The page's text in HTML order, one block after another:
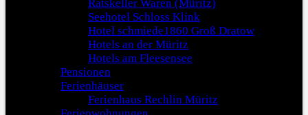
Ratskeller Waren (Müritz)
Seehotel Schloss Klink
Hotel schmiede1860 Groß Dratow
Hotels an der Müritz
Hotels am Fleesensee
Pensionen
Ferienhäuser
Ferienhaus Rechlin Müritz